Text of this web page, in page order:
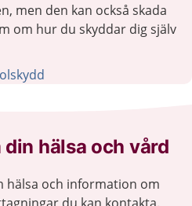
men den kan också skada
om hur du skyddar dig själv
hälsa och vård
hälsa och information om